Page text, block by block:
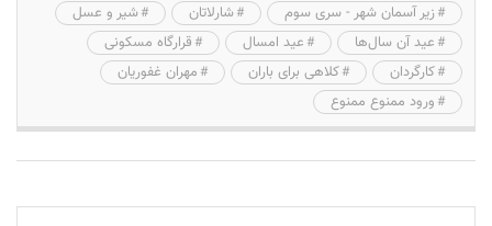
زیر آسمان شهر - سری سوم
شارلاتان
شیر و عسل
عید آن سال‌ها
عید امسال
قرارگاه مسکونی
کارگردان
کلاهی برای باران
مهران غفوریان
ورود ممنوع ممنوع